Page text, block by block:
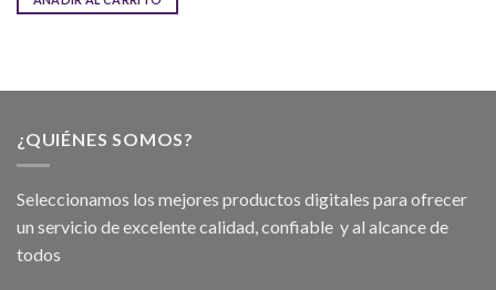
¿QUIÉNES SOMOS?
Seleccionamos los mejores productos digitales para ofrecer
un servicio de excelente calidad, confiable y al alcance de
todos